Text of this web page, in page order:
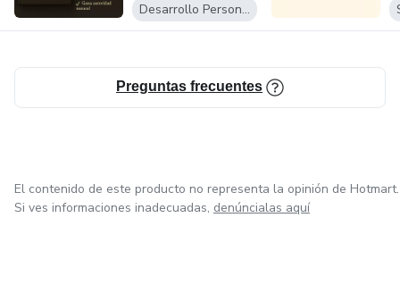
Desarrollo Personal
Preguntas frecuentes
El contenido de este producto no representa la opinión de Hotmart.
Si ves informaciones inadecuadas, denúncialas aquí